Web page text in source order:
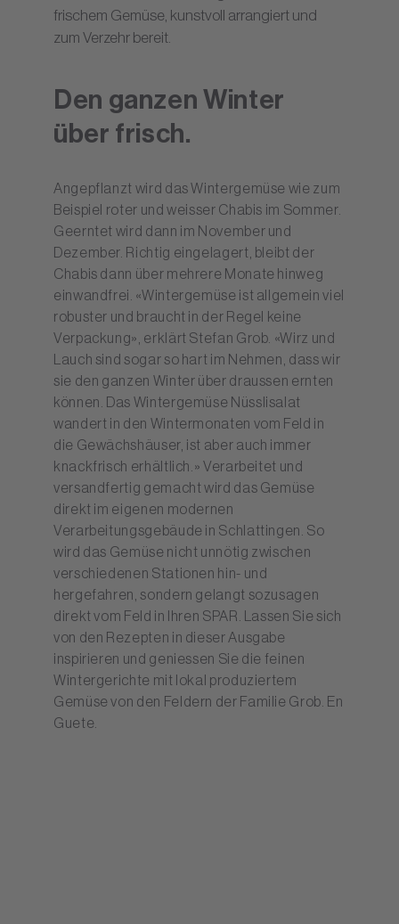
Den ganzen Winter
über frisch.
Angepflanzt wird das Wintergemüse wie zum
Beispiel roter und weisser Chabis im Sommer.
Geerntet wird dann im November und
Dezember. Richtig eingelagert, bleibt der
Chabis dann über mehrere Monate hinweg
einwandfrei. «Wintergemüse ist allgemein viel
robuster und braucht in der Regel keine
Verpackung», erklärt Stefan Grob. «Wirz und
Lauch sind sogar so hart im Nehmen, dass wir
sie den ganzen Winter über draussen ernten
können. Das Wintergemüse Nüsslisalat
wandert in den Wintermonaten vom Feld in
die Gewächshäuser, ist aber auch immer
knackfrisch erhältlich.» Verarbeitet und
versandfertig gemacht wird das Gemüse
direkt im eigenen modernen
Verarbeitungsgebäude in Schlattingen. So
wird das Gemüse nicht unnötig zwischen
verschiedenen Stationen hin- und
hergefahren, sondern gelangt sozusagen
direkt vom Feld in Ihren SPAR. Lassen Sie sich
von den Rezepten in dieser Ausgabe
inspirieren und geniessen Sie die feinen
Wintergerichte mit lokal produziertem
Gemüse von den Feldern der Familie Grob. En
Guete.